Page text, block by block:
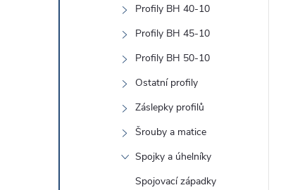
Profily BH 40-10
Profily BH 45-10
Profily BH 50-10
Ostatní profily
Záslepky profilů
Šrouby a matice
Spojky a úhelníky
Spojovací západky